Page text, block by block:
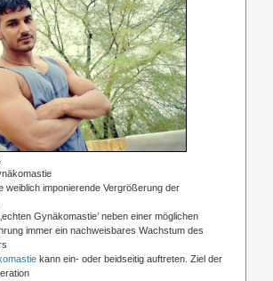
weiblich imponierende Vergrößerung der
Gynäkomastie’ neben einer möglichen
immer ein nachweisbares Wachstum des
kann ein- oder beidseitig auftreten. Ziel der